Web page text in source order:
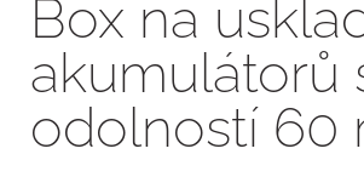
Box na
akumulátorů
odolností 60